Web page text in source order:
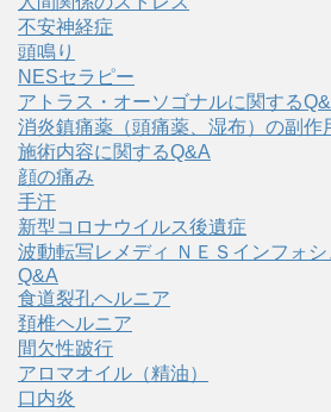
不安神経症
頭鳴り
NESセラピー
アトラス・オーソゴナルに関する
消炎鎮痛薬（頭痛薬、湿布）の副作
施術内容に関するQ&A
顔の痛み
手汗
新型コロナウイルス後遺症
波動転写レメディ ＮＥＳインフォ
Q&A
食道裂孔ヘルニア
頚椎ヘルニア
間欠性跛行
アロマオイル（精油）
口内炎